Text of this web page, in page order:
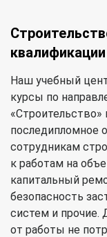
Наш учебный
курсы по
«Строительство»
последипломное
сотрудникам
к работам на
капитальный
безопасность
систем и прочие.
от работы не